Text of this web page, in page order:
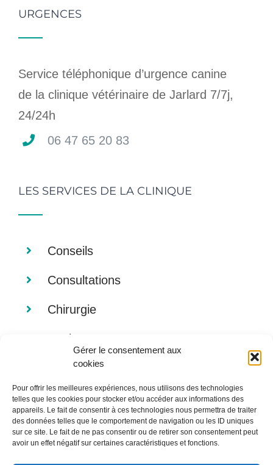
Gérer le consentement aux
cookies
Pour offrir les meilleures expériences, nous utilisons des technologies
telles que les cookies pour stocker et/ou accéder aux informations des
appareils. Le fait de consentir à ces technologies nous permettra de traiter
des données telles que le comportement de navigation ou les ID uniques
sur ce site. Le fait de ne pas consentir ou de retirer son consentement peut
avoir un effet négatif sur certaines caractéristiques et fonctions.
URGENCES
Service téléphonique d’urgence canine
de la clinique vétérinaire de Jarlard 7/7j,
24/24h
06 47 65 20 83
LES SERVICES DE LA CLINIQUE
Conseils
Consultations
Chirurgie
Analyses
Imagerie
Alimentation